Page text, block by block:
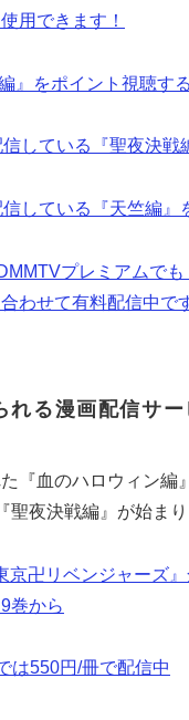
用できます！
』をポイント視聴する
している『聖夜決戦
している『天竺編』
プレミアムで
わせて有料配信中で
れる漫画配信サー
『血のハロウィン編
聖夜決戦編』が始まり
京卍リベンジャーズ』
巻から
は550円/冊で配信中